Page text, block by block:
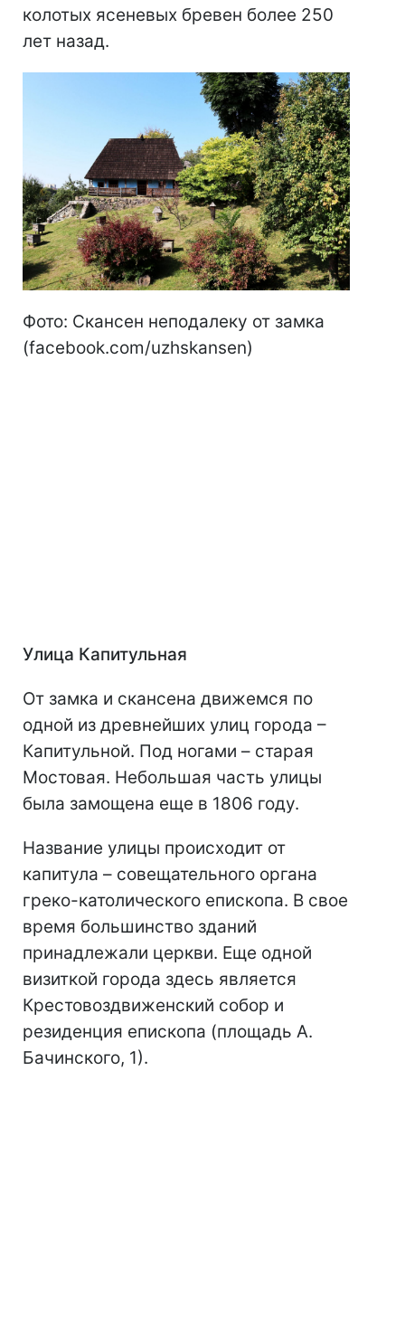
колотых ясеневых бревен более 250
лет назад.
Фото: Скансен неподалеку от замка
(facebook.com/uzhskansen)
Улица Капитульная
От замка и скансена движемся по
одной из древнейших улиц города –
Капитульной. Под ногами – старая
Мостовая. Небольшая часть улицы
была замощена еще в 1806 году.
Название улицы происходит от
капитула – совещательного органа
греко-католического епископа. В свое
время большинство зданий
принадлежали церкви. Еще одной
визиткой города здесь является
Крестовоздвиженский собор и
резиденция епископа (площадь А.
Бачинского, 1).